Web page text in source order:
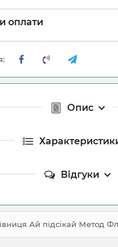
оплати
Опис
Відгуки
Ай підсікай Метод